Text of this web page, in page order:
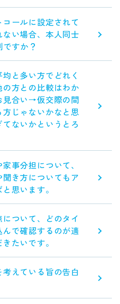
ールに設定されて
い場合、本人同士
すか？
と多い方でどれく
方との比較はわか
見合い→仮交際の間
じゃないかなと思
ないかというとろ
事分担について、
き方についてもア
思います。
ついて、どのタイ
で確認するのが適
たいです。
えている旨の告白